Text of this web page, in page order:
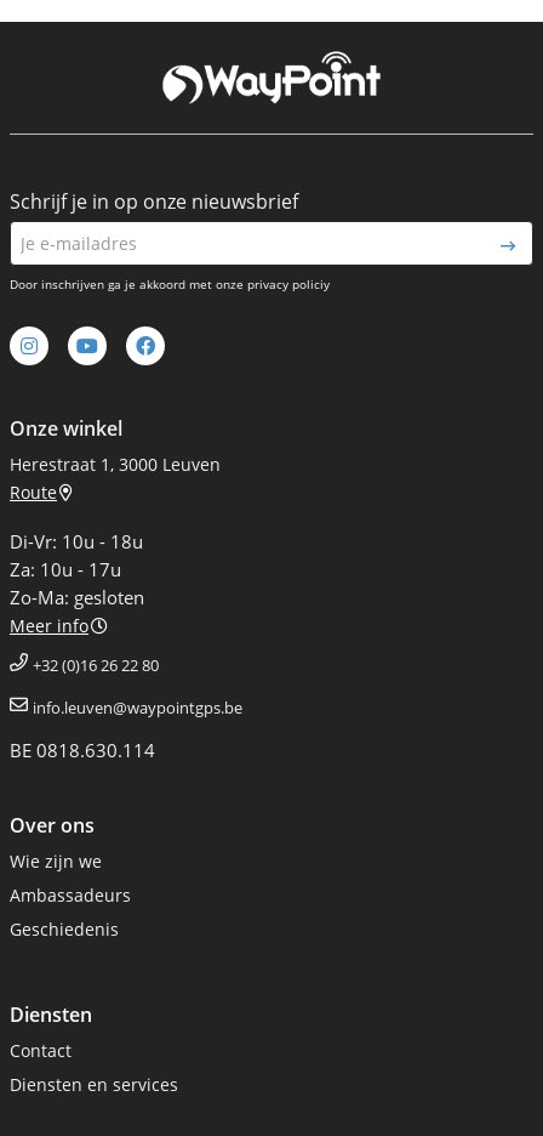
Onze winkel
Herestraat 1, 3000 Leuven
Route
Di-Vr: 10u - 18u
Za: 10u - 17u
Zo-Ma: gesloten
Meer info
+32 (0)16 26 22 80
info.leuven@waypointgps.be
BE 0818.630.114
Over ons
Wie zijn we
Ambassadeurs
Geschiedenis
Diensten
Contact
Diensten en services
Schrijf je in op onze nieuwsbrief
Door inschrijven ga je akkoord met onze privacy policiy